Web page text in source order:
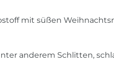
mit süßen
anderem Schlitten,